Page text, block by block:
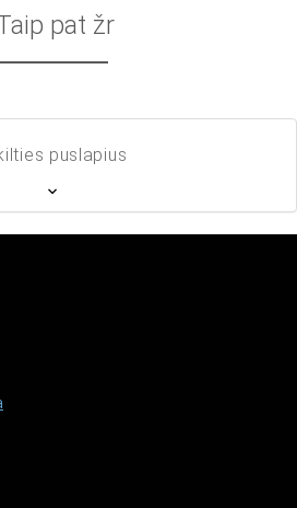
pat žr
puslapius